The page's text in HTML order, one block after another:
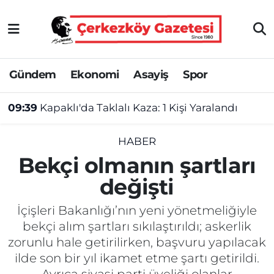
Gündem Ekonomi Asayiş Spor
09:39 Kapaklı'da Taklalı Kaza: 1 Kişi Yaralandı
HABER
Bekçi olmanın şartları
değişti
İçişleri Bakanlığı’nın yeni yönetmeliğiyle
bekçi alım şartları sıkılaştırıldı; askerlik
zorunlu hale getirilirken, başvuru yapılacak
ilde son bir yıl ikamet etme şartı getirildi.
Asayiş
Ekonomi
Gündem
Kültür&Sanat
Manşet
SAĞLIK
Spor
Tekirdağ Nöbetçi Eczaneler
Tekirdağ Hava Durumu
Tekirdağ Namaz Vakitleri
Tekirdağ Trafik Yoğunluk Haritası
Süper Lig Puan Durumu ve Fikstür
Tüm Manşetler
Son Dakika Haberleri
Haber Arşivi